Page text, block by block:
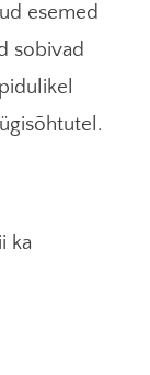
esemed
sobivad
ka